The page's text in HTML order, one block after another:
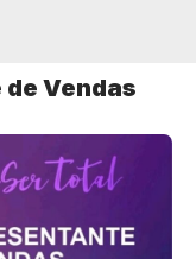
Vendas